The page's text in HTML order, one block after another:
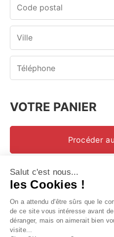
VOTRE PANIER
« Retour
Procéder
Copyright © 2026, CER Rouen
Salut c'est nous...
les Cookies !
On a attendu d'être sûrs que le
de ce site vous intéresse avant
déranger, mais on aimerait bien
visite...